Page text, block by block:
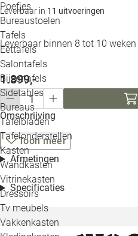
Poefjes
Bureaustoelen
Tafels
Eettafels
Salontafels
Bijzettafels
Sidetables
Bureaus
Tafelbladen
Tafelonderstellen
Kasten
Wandkasten
Vitrinekasten
Dressoirs
Tv meubels
Vakkenkasten
Leverbaar in 11 uitvoeringen
Leverbaar binnen 8 tot 10 weken
1.899,-
Omschrijving
Toon meer
Afmetingen
Specificaties